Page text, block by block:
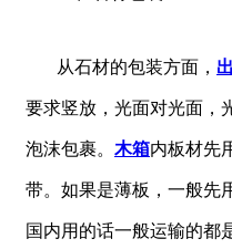
从石材的包装方面，
要求竖放，光面对光面，
泡沫包裹。 木箱内板材先
带。如果是薄板，一般先
国内用的话一般运输的都